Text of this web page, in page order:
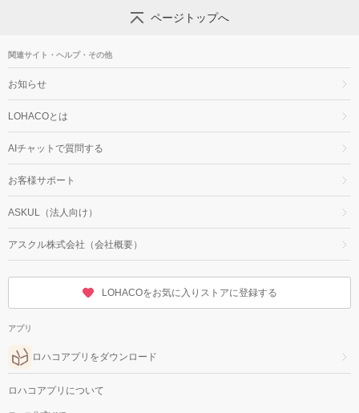
ページトップへ
関連サイト・ヘルプ・その他
お知らせ
LOHACOとは
AIチャットで質問する
お客様サポート
ASKUL（法人向け）
アスクル株式会社（会社概要）
LOHACOをお気に入りストアに登録する
アプリ
ロハコアプリをダウンロード
ロハコアプリについて